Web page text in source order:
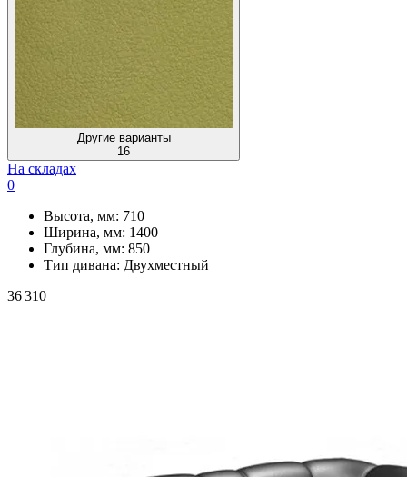
Другие варианты
16
На складах
0
Высота, мм: 710
Ширина, мм: 1400
Глубина, мм: 850
Тип дивана: Двухместный
36 310